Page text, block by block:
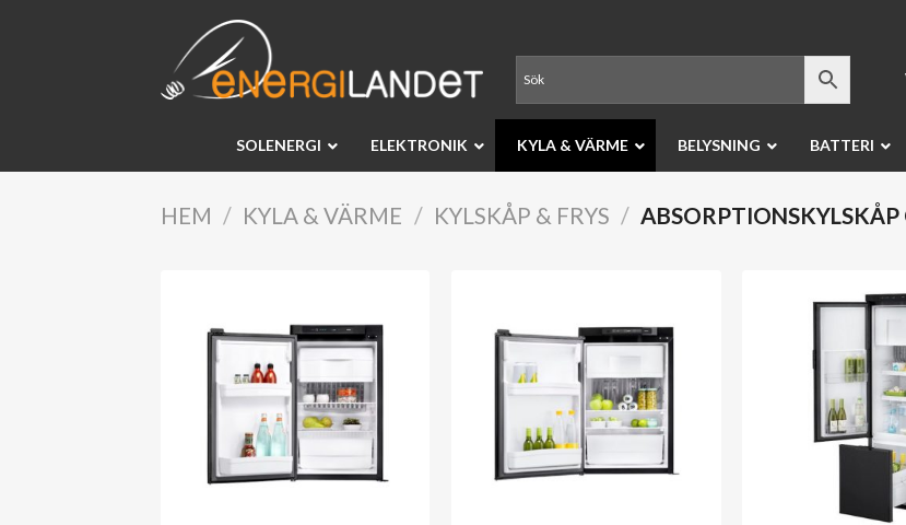
SOLENERGI ELEKTRONIK KYLA & VÄRME BELYSNING BATTERI
HEM / KYLA & VÄRME / KYLSKÅP & FRYS /